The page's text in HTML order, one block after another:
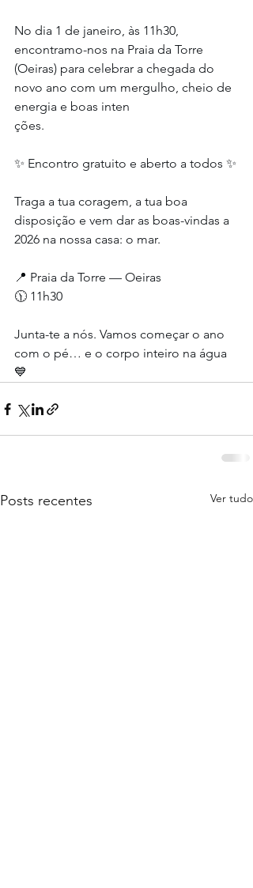
No dia 1 de janeiro, às 11h30,
encontramo-nos na Praia da Torre
(Oeiras) para celebrar a chegada do
novo ano com um mergulho, cheio de
energia e boas inten
ções.
✨ Encontro gratuito e aberto a todos ✨
Traga a tua coragem, a tua boa
disposição e vem dar as boas-vindas a
2026 na nossa casa: o mar.
📍 Praia da Torre — Oeiras
🕦 11h30
Junta-te a nós. Vamos começar o ano
com o pé… e o corpo inteiro na água
💙
Posts recentes Ver tudo